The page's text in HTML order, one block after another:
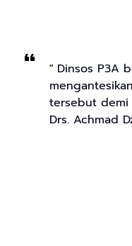
" Dinsos P3A
tersebut demi
Drs. Achmad